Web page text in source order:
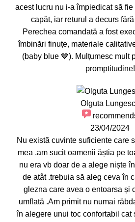
acest lucru nu i-a împiedicat să
capăt, iar returul a decurs
Perechea comandată a fost
îmbinări finuțe, materiale
(baby blue 💙). Mulțumesc mult
promptitudine!
Olguta
23/04/2024
Nu există cuvinte suficiente care
mea .am sucit oamenii ăștia pe
nu era vb doar de a alege niște
de atât .trebuia să aleg ceva în
glezna care avea o entoarsa și
umflată .Am primit nu numai
în alegere unui toc confortabil cat